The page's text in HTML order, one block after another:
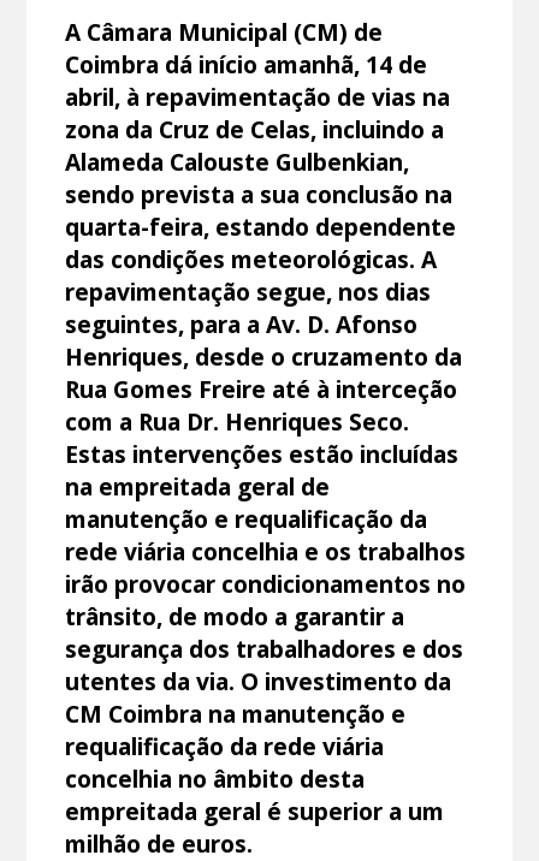
A Câmara Municipal (CM) de
Coimbra dá início amanhã, 14 de
abril, à repavimentação de vias na
zona da Cruz de Celas, incluindo a
Alameda Calouste Gulbenkian,
sendo prevista a sua conclusão na
quarta-feira, estando dependente
das condições meteorológicas. A
repavimentação segue, nos dias
seguintes, para a Av. D. Afonso
Henriques, desde o cruzamento da
Rua Gomes Freire até à interceção
com a Rua Dr. Henriques Seco.
Estas intervenções estão incluídas
na empreitada geral de
manutenção e requalificação da
rede viária concelhia e os trabalhos
irão provocar condicionamentos no
trânsito, de modo a garantir a
segurança dos trabalhadores e dos
utentes da via. O investimento da
CM Coimbra na manutenção e
requalificação da rede viária
concelhia no âmbito desta
empreitada geral é superior a um
milhão de euros.